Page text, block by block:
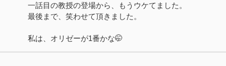
一話目の教授の登場から、もうウケてました。
最後まで、笑わせて頂きました。
私は、オリゼーが1番かな🤭